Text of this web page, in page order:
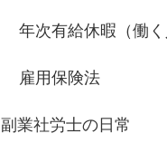
年次有給休暇（働く
雇用保険法
副業社労士の日常